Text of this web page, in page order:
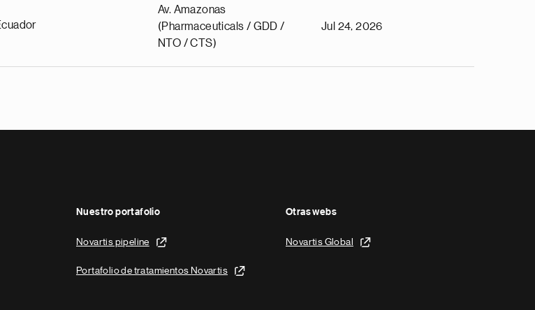
Av. Amazonas
(Pharmaceuticals / GDD /
NTO / CTS)
Jul 24, 2026
Nuestro portafolio
Novartis pipeline
Portafolio de tratamientos Novartis
Otras webs
Novartis Global